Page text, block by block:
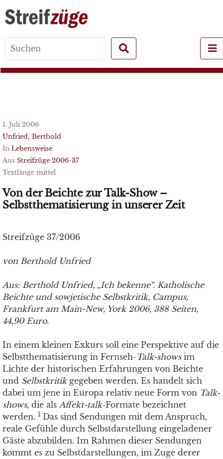
for:
1. Juli 2006
Unfried, Berthold
In Lebensweise
Aus Streifzüge 2006-37
Textlänge mittel
Von der Beichte zur Talk-Show –
Selbstthematisierung in unserer Zeit
Streifzüge 37/2006
von Berthold Unfried
Aus: Berthold Unfried, „Ich bekenne“. Katholische
Beichte und sowjetische Selbstkritik, Campus,
Frankfurt am Main-New, York 2006, 388 Seiten,
44,90 Euro.
In einem kleinen Exkurs soll eine Perspektive auf die
Selbstthematisierung in Fernseh-Talk-showsim
Lichte der historischen Erfahrungen von Beichte
und Selbstkritikgegeben werden. Es handelt sich
dabei um jene in Europa relativ neue Form von Talk-
shows, die als Affekt-talk-Formate bezeichnet
werden. 1 Das sind Sendungen mit dem Anspruch,
reale Gefühle durch Selbstdarstellung eingeladener
Gäste abzubilden. Im Rahmen dieser Sendungen
kommt es zu Selbstdarstellungen, im Zuge derer